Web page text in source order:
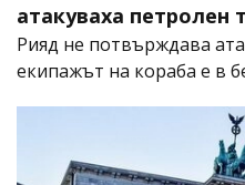
атакуваха петролен
Рияд не потвърждава
екипажът на кораба е в